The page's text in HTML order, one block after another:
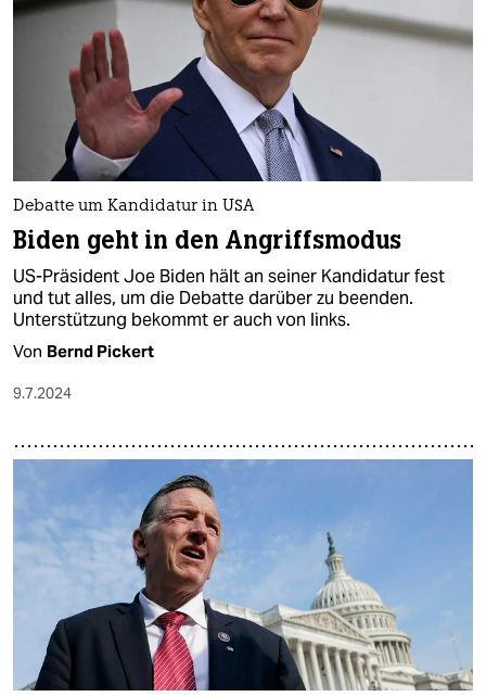
Debatte um Kandidatur in USA
Biden geht in den Angriffsmodus
US-Präsident Joe Biden hält an seiner Kandidatur fest
und tut alles, um die Debatte darüber zu beenden.
Unterstützung bekommt er auch von links.
Von Bernd Pickert
9.7.2024